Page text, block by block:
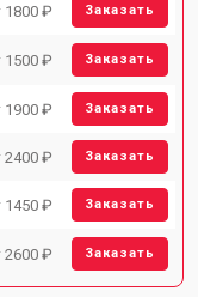
1800 ₽ Заказать
1500 ₽ Заказать
1900 ₽ Заказать
2400 ₽ Заказать
1450 ₽ Заказать
2600 ₽ Заказать